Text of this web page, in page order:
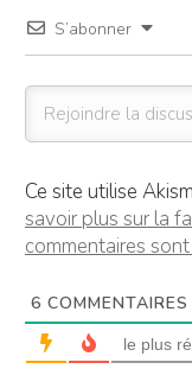
S’abonner
Ce site utilise
savoir plus sur la
commentaires
6 COMMENTAIRES
le plus